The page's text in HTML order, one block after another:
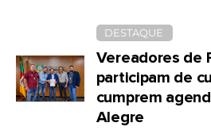
DESTAQUE
Vereadores de
participam de
cumprem
Alegre